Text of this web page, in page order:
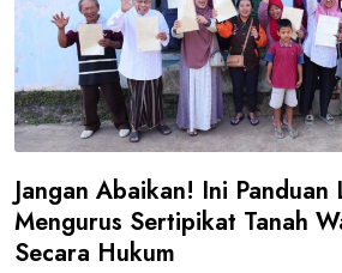
Jangan Abaikan! Ini Panduan
Mengurus Sertipikat Tanah
Secara Hukum